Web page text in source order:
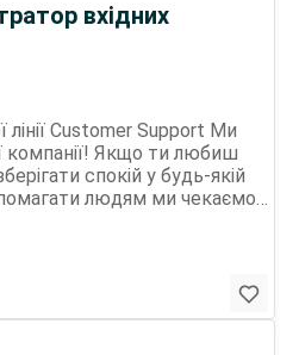
вхідних
лінії Customer Support Ми
компанії! Якщо ти любиш
спокій у будь-якій
людям ми чекаємо
звернення в CRM-
складні запити на